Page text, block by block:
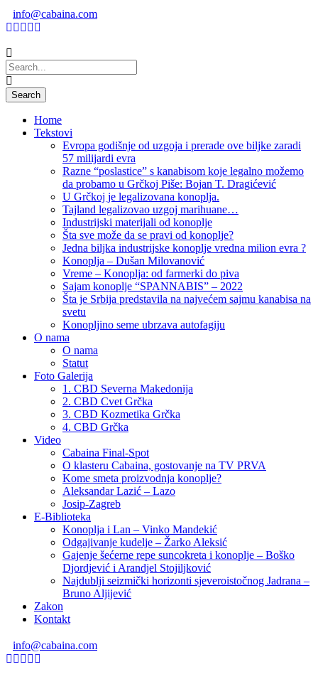
info@cabaina.com
Home
Tekstovi
Evropa godišnje od uzgoja i prerade ove biljke zaradi
57 milijardi evra
Razne “poslastice” s kanabisom koje legalno možemo
da probamo u Grčkoj Piše: Bojan T. Dragićević
U Grčkoj je legalizovana konoplja.
Tajland legalizovao uzgoj marihuane…
Industrijski materijali od konoplje
Šta sve može da se pravi od konoplje?
Jedna biljka industrijske konoplje vredna milion evra ?
Konoplja – Dušan Milovanović
Vreme – Konoplja: od farmerki do piva
Sajam konoplje “SPANNABIS” – 2022
Šta je Srbija predstavila na najvećem sajmu kanabisa na
svetu
Konopljino seme ubrzava autofagiju
O nama
O nama
Statut
Foto Galerija
1. CBD Severna Makedonija
2. CBD Cvet Grčka
3. CBD Kozmetika Grčka
4. CBD Grčka
Video
Cabaina Final-Spot
O klasteru Cabaina, gostovanje na TV PRVA
Kome smeta proizvodnja konoplje?
Aleksandar Lazić – Lazo
Josip-Zagreb
E-Biblioteka
Konoplja i Lan – Vinko Mandekić
Odgajivanje kudelje – Žarko Aleksić
Gajenje šećerne repe suncokreta i konoplje – Boško
Djordjević i Arandjel Stojiljković
Najdublji seizmički horizonti sjeveroistočnog Jadrana –
Bruno Aljijević
Zakon
Kontakt
info@cabaina.com